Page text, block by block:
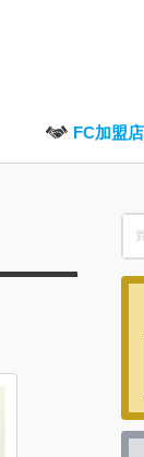
FC加盟
for: